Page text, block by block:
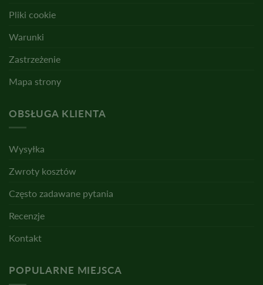
Pliki cookie
Warunki
Zastrzeżenie
Mapa strony
OBSŁUGA KLIENTA
Wysyłka
Zwroty kosztów
Często zadawane pytania
Recenzje
Kontakt
POPULARNE MIEJSCA